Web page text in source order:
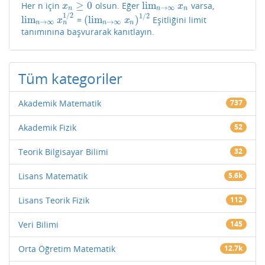
Her n için xn ≥ 0
xn≥ 0 olsun. Eğer limn→∞ xn
limn→∞xn varsa,
limn→∞ x
1 /2
n
limn→∞xn1/2 = (limn→∞ xn ) 1 /2
(limn→∞x n)1/2
Eşitliğini limit
tanımınına başvurarak kanıtlayın.
Tüm kategoriler
Akademik Matematik 737
Akademik Fizik 52
Teorik Bilgisayar Bilimi 32
Lisans Matematik 5.6k
Lisans Teorik Fizik 112
Veri Bilimi 145
Orta Öğretim Matematik 12.7k